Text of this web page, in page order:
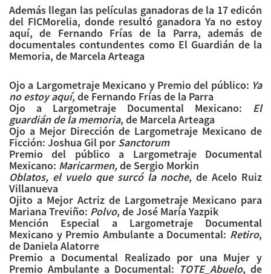
Además llegan las películas ganadoras de la 17 edicón
del FICMorelia, donde resultó ganadora Ya no estoy
aquí, de Fernando Frías de la Parra, además de
documentales contundentes como El Guardián de la
Memoria, de Marcela Arteaga
Ojo a Largometraje Mexicano y Premio del público: Ya
no estoy aquí,de Fernando Frías de la Parra
Ojo a Largometraje Documental Mexicano: El
guardián de la memoria, de Marcela Arteaga
Ojo a Mejor Dirección de Largometraje Mexicano de
Ficción: Joshua Gil por Sanctorum
Premio del público a Largometraje Documental
Mexicano: Maricarmen,de Sergio Morkin
Oblatos, el vuelo que surcó la noche, de Acelo Ruiz
Villanueva
Ojito a Mejor Actriz de Largometraje Mexicano para
Mariana Treviño: Polvo, de José María Yazpik
Mención Especial a Largometraje Documental
Mexicano y Premio Ambulante a Documental: Retiro,
de Daniela Alatorre
Premio a Documental Realizado por una Mujer y
Premio Ambulante a Documental: TOTE_Abuelo, de